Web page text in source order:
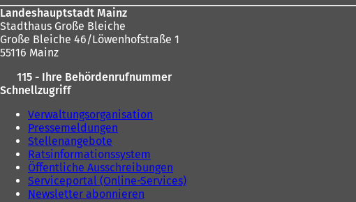
Landeshauptstadt Mainz
Stadthaus Große Bleiche
Große Bleiche 46/Löwenhofstraße 1
55116 Mainz
115 - Ihre Behördenrufnummer
Schnellzugriff
Verwaltungsorganisation
Pressemeldungen
Stellenangebote
Ratsinformationssystem
Öffentliche Ausschreibungen
Serviceportal (Online-Services)
Newsletter abonnieren